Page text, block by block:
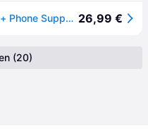
Sp Connect Universal Clamp Spc+ Phone Support Silber 26,99 €
Alle anzeigen (20)